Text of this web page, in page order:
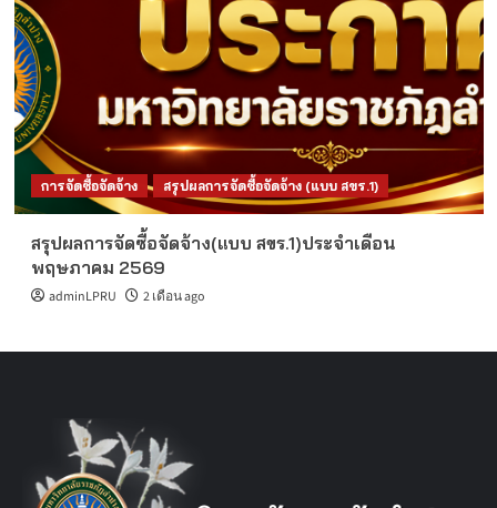
การจัดซื้อจัดจ้าง สรุปผลการจัดซื้อจัดจ้าง (แบบ สขร.1)
สรุปผลการจัดซื้อจัดจ้าง(แบบ สขร.1)ประจำเดือน
พฤษภาคม 2569
adminLPRU 2 เดือน ago